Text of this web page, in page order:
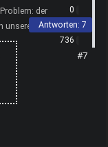
der
0
Antworten: 7
736
#7